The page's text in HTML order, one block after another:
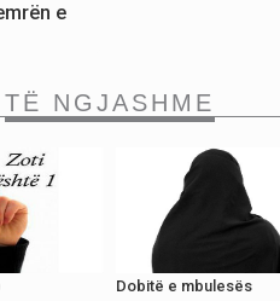
e
TË NGJASHME
Dobitë e mbulesës